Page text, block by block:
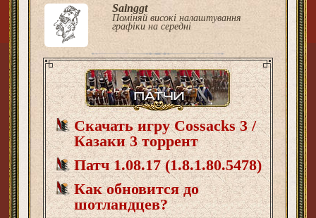
Sainggt
Поміняй високі налаштування
графіки на середні
Скачать игру Cossacks 3 /
Казаки 3 торрент
Патч 1.08.17 (1.8.1.80.5478)
Как обновится до
шотландцев?